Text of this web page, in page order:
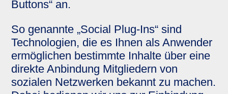
Buttons“ an.
So genannte „Social Plug-Ins“ sind
Technologien, die es Ihnen als Anwender
ermöglichen bestimmte Inhalte über eine
direkte Anbindung Mitgliedern von
sozialen Netzwerken bekannt zu machen.